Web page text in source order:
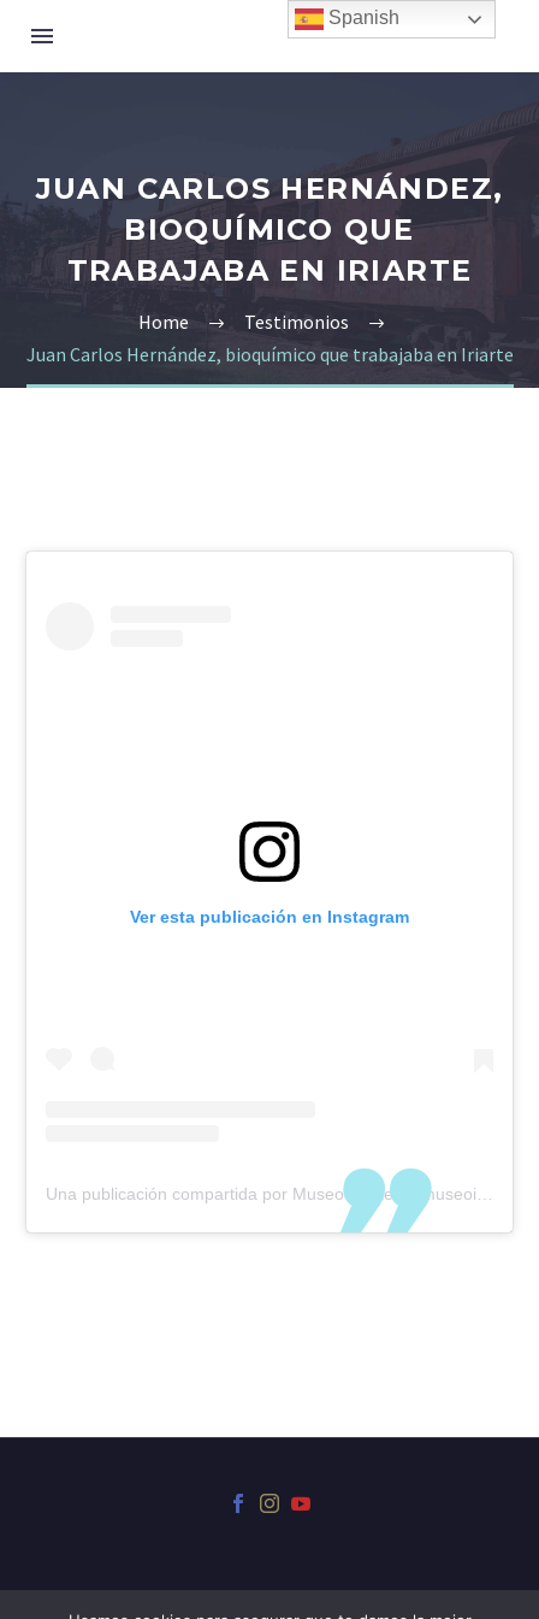
JUAN CARLOS HERNÁNDEZ,
BIOQUÍMICO QUE
TRABAJABA EN IRIARTE
Home
Testimonios
Juan Carlos Hernández, bioquímico que trabajaba en Iriarte
Ver esta publicación en Instagram
Spanish